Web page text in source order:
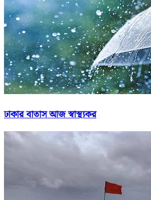
ঢাকার বাতাস আজ স্বাস্থ্যকর